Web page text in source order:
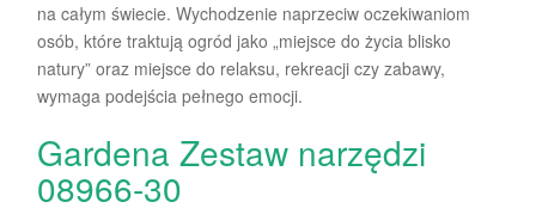
na całym świecie. Wychodzenie naprzeciw oczekiwaniom
osób, które traktują ogród jako „miejsce do życia blisko
natury” oraz miejsce do relaksu, rekreacji czy zabawy,
wymaga podejścia pełnego emocji.
Gardena Zestaw narzędzi
08966-30